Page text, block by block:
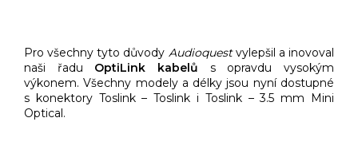
Pro všechny tyto důvody Audioquestvylepšil a inovoval
naši řadu OptiLink kabelů s opravdu vysokým
výkonem. Všechny modely a délky jsou nyní dostupné
s konektory Toslink – Toslink i Toslink – 3.5 mm Mini
Optical.